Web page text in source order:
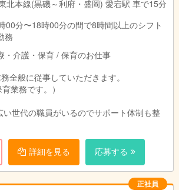
北本線(黒磯～利府・盛岡) 愛宕駅 車で15分
00分〜18時00分の間で8時間以上のシフト
務
・介護・保育 / 保育のお仕事
全般に従事していただきます。
業務です。）
い世代の職員がいるのでサポート体制も整
参加し、成長できる仕組みづくりを行なっ
持ち帰りの仕事なし！
ております。まずは、 お気軽に園の雰囲
か。
詳細を見る 応募する
正社員